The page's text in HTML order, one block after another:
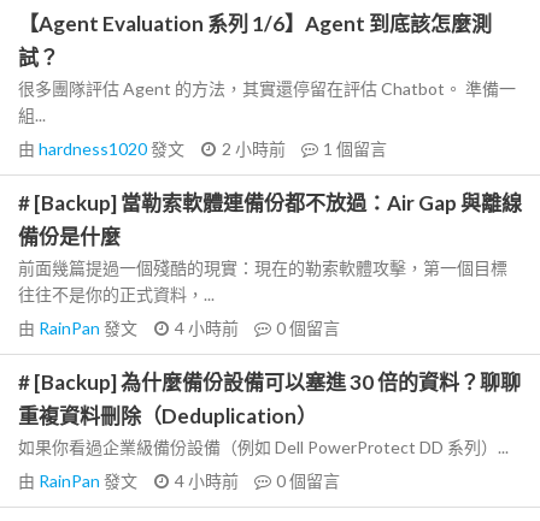
【Agent Evaluation 系列 1/6】Agent 到底該怎麼測
試？
很多團隊評估 Agent 的方法，其實還停留在評估 Chatbot。 準備一
組...
由 hardness1020發文 2 小時前 1 個留言
# [Backup] 當勒索軟體連備份都不放過：Air Gap 與離線
備份是什麼
前面幾篇提過一個殘酷的現實：現在的勒索軟體攻擊，第一個目標
往往不是你的正式資料，...
由 RainPan 發文 4 小時前 0個留言
# [Backup] 為什麼備份設備可以塞進 30 倍的資料？聊聊
重複資料刪除（Deduplication）
如果你看過企業級備份設備（例如 Dell PowerProtect DD 系列）...
由 RainPan 發文 4 小時前 0個留言